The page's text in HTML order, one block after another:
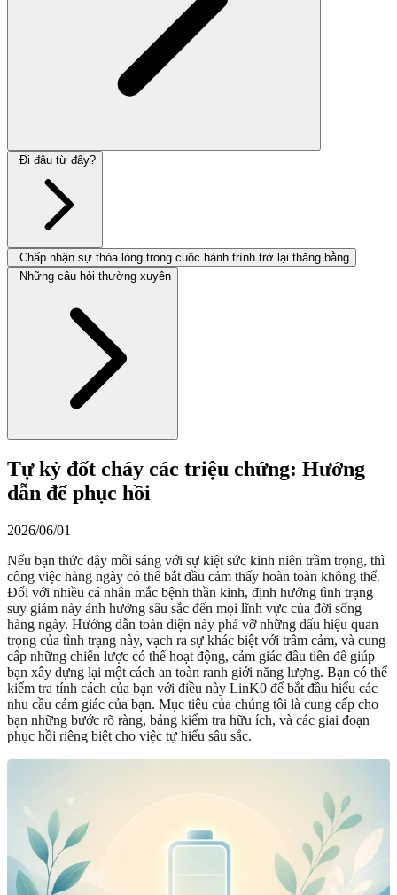
Đi đâu từ đây?
Chấp nhận sự thỏa lòng trong cuộc hành trình trở lại thăng bằng
Những câu hỏi thường xuyên
Tự kỷ đốt cháy các triệu chứng: Hướng
dẫn để phục hồi
2026/06/01
Nếu bạn thức dậy mỗi sáng với sự kiệt sức kinh niên trầm trọng, thì
công việc hàng ngày có thể bắt đầu cảm thấy hoàn toàn không thể.
Đối với nhiều cá nhân mắc bệnh thần kinh, định hướng tình trạng
suy giảm này ảnh hưởng sâu sắc đến mọi lĩnh vực của đời sống
hàng ngày. Hướng dẫn toàn diện này phá vỡ những dấu hiệu quan
trọng của tình trạng này, vạch ra sự khác biệt với trầm cảm, và cung
cấp những chiến lược có thể hoạt động, cảm giác đầu tiên để giúp
bạn xây dựng lại một cách an toàn ranh giới năng lượng. Bạn có thể
kiểm tra tính cách của bạn với điều này LinK0 để bắt đầu hiểu các
nhu cầu cảm giác của bạn. Mục tiêu của chúng tôi là cung cấp cho
bạn những bước rõ ràng, bảng kiểm tra hữu ích, và các giai đoạn
phục hồi riêng biệt cho việc tự hiểu sâu sắc.